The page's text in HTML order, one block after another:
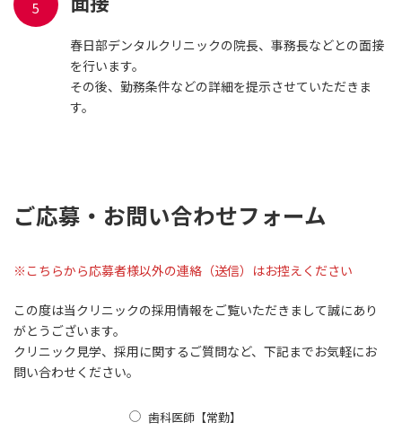
春日部デンタルクリニックの院長、事務長などとの面接
を行います。
その後、勤務条件などの詳細を提示させていただきま
す。
5
ご応募・お問い合わせフォーム
※こちらから応募者様以外の連絡（送信）はお控えください
この度は当クリニックの採用情報をご覧いただきまして誠にあり
がとうございます。
クリニック見学、採用に関するご質問など、下記までお気軽にお
問い合わせください。
歯科医師【常勤】